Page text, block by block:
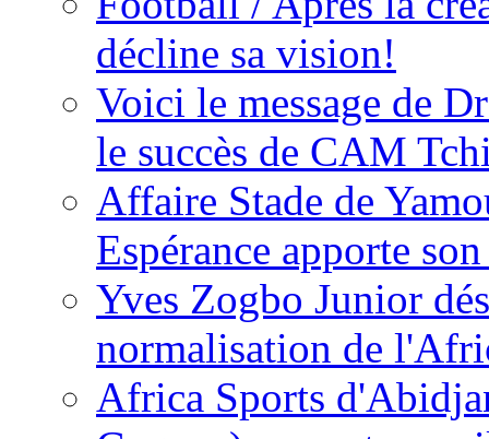
décline sa vision!
Voici le message de
le succès de CAM
Affaire Stade de
Espérance apporte
Yves Zogbo Junior
normalisation de
Africa Sports